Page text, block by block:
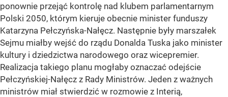
ponownie przejąć kontrolę nad klubem parlamentarnym
Polski 2050, którym kieruje obecnie minister funduszy
Katarzyna Pełczyńska-Nałęcz. Następnie były marszałek
Sejmu miałby wejść do rządu Donalda Tuska jako minister
kultury i dziedzictwa narodowego oraz wicepremier.
Realizacja takiego planu mogłaby oznaczać odejście
Pełczyńskiej-Nałęcz z Rady Ministrów. Jeden z ważnych
ministrów miał stwierdzić w rozmowie z Interią,